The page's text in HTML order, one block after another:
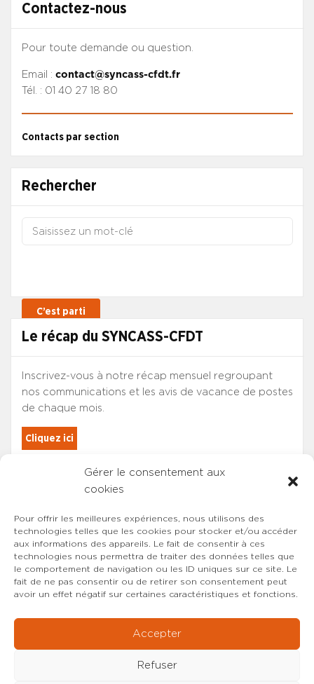
Gérer le consentement aux
cookies
Pour offrir les meilleures expériences, nous utilisons des
technologies telles que les cookies pour stocker et/ou accéder
aux informations des appareils. Le fait de consentir à ces
technologies nous permettra de traiter des données telles que
le comportement de navigation ou les ID uniques sur ce site. Le
fait de ne pas consentir ou de retirer son consentement peut
avoir un effet négatif sur certaines caractéristiques et fonctions.
Accepter
Refuser
Contactez-nous
Pour toute demande ou question.
Email : contact@syncass-cfdt.fr
Tél. : 01 40 27 18 80
Contacts par section
l’incertitude face à des textes attendus par toute la
Rechercher
Le récap du SYNCASS-CFDT
Inscrivez-vous à notre récap mensuel regroupant
nos communications et les avis de vacance de postes
de chaque mois.
Cliquez ici
Les adhérents du SYNCASS-CFDT
sont automatiquement inscrits.